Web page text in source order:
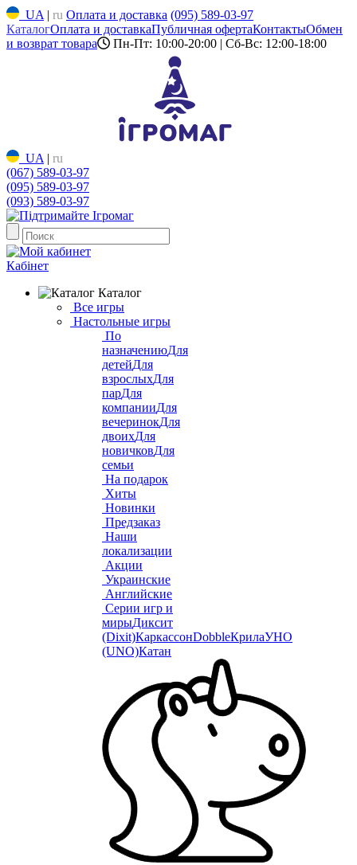
UA | ru Оплата и доставка (095) 589-03-97
КаталогОплата и доставкаПубличная офертаКонтактыОбмен
и возврат товара
Пн-Пт: 10:00-20:00 | Сб-Вс: 12:00-18:00
UA | ru
(067) 589-03-97
(095) 589-03-97
(093) 589-03-97
Кабінет
Каталог
Все игры
Настольные игры
По
назначениюДля
детейДля
взрослыхДля
парДля
компанииДля
вечеринокДля
двоихДля
новичковДля
семьи
На подарок
Хиты
Новинки
Предзаказ
Наши
локализации
Акции
Украинские
Английские
Серии игр и
мирыДиксит
(Dixit)КаркассонDobbleКрилаУНО
(UNO)Катан